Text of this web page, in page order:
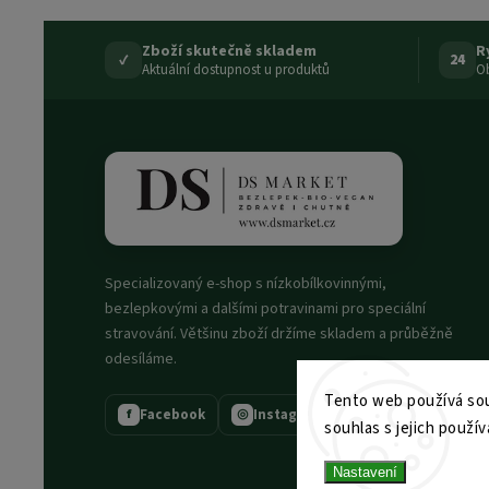
Tento web používá
souhlas s jejich
Nastavení
✓ Zboží skutečně skladem
Aktuální dostupnost u produktů 24
Specializovaný e-shop s nízkobílkovinnými,
bezlepkovými a dalšími potravinami pro speciální
stravování. Většinu zboží držíme skladem a průběžně
odesíláme.
f Facebook ◎ Instagram